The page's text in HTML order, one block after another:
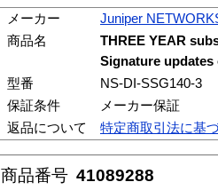
メーカー
Juniper
商品名
THREE YEAR
Signature updates
型番
NS-DI-SSG140-3
保証条件
メーカー保証
返品について
特定商取引法に基
商品番号 41089288